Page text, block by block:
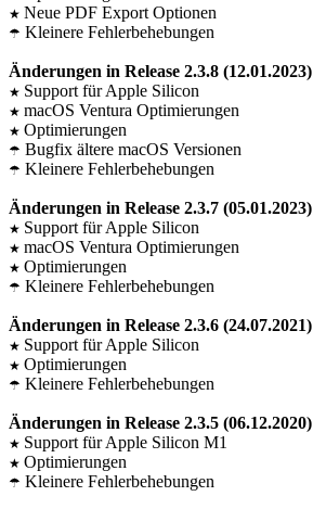
★ Neue PDF Export Optionen
☂ Kleinere Fehlerbehebungen
Änderungen in Release 2.3.8 (12.01.2023)
★ Support für Apple Silicon
★ macOS Ventura Optimierungen
★ Optimierungen
☂ Bugfix ältere macOS Versionen
☂ Kleinere Fehlerbehebungen
Änderungen in Release 2.3.7 (05.01.2023)
★ Support für Apple Silicon
★ macOS Ventura Optimierungen
★ Optimierungen
☂ Kleinere Fehlerbehebungen
Änderungen in Release 2.3.6 (24.07.2021)
★ Support für Apple Silicon
★ Optimierungen
☂ Kleinere Fehlerbehebungen
Änderungen in Release 2.3.5 (06.12.2020)
★ Support für Apple Silicon M1
★ Optimierungen
☂ Kleinere Fehlerbehebungen